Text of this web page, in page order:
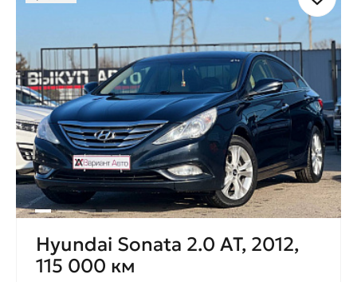
Hyundai Sonata 2.0 AT, 2012,
115 000 км